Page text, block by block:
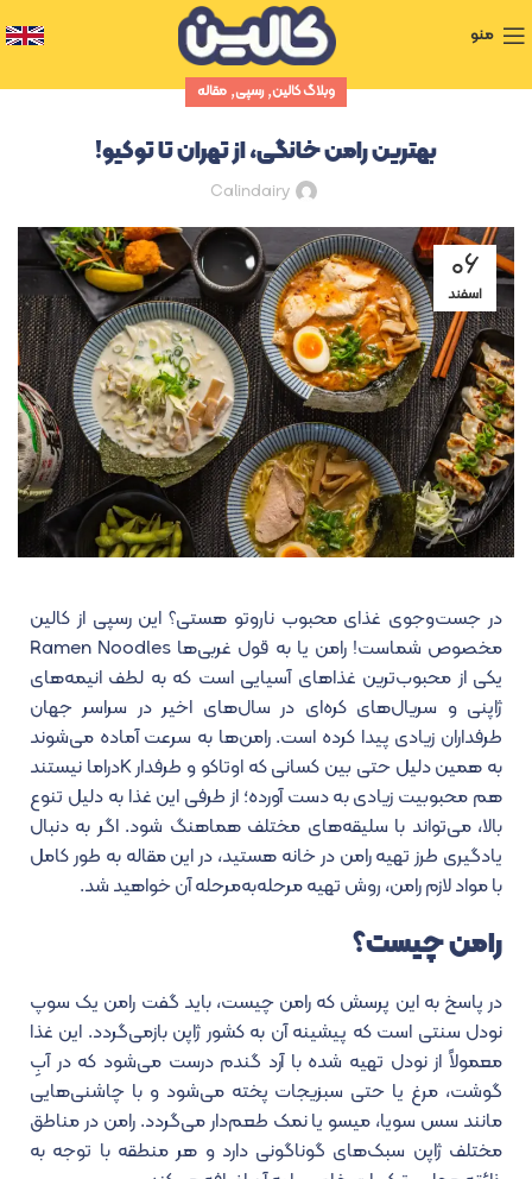
منو
وبلاگ کالین,رسپی, مقاله
بهترین رامن خانگی، از تهران تا توکیو!
Calindairy
۰۶
اسفند
در جست‌وجوی غذای محبوب ناروتو هستی؟ این رسپی از کالین
مخصوص شماست! رامن یا به قول غربی‌ها Ramen Noodles
یکی از محبوب‌ترین غذاهای آسیایی است که به لطف انیمه‌های
ژاپنی و سریال‌های کره‌ای در سال‌های اخیر در سراسر جهان
طرفداران زیادی پیدا کرده است. رامن‌ها به سرعت آماده می‌شوند
به همین دلیل حتی بین کسانی که اوتاکو و طرفدار Kدراما نیستند
هم محبوبیت زیادی به دست آورده؛ از طرفی این غذا به دلیل تنوع
بالا، می‌تواند با سلیقه‌های مختلف هماهنگ شود. اگر به دنبال
یادگیری طرز تهیه رامن در خانه هستید، در این مقاله به طور کامل
با مواد لازم رامن، روش تهیه مرحله‌به‌مرحله آن خواهید شد.
رامن چیست؟
در پاسخ به این پرسش که رامن چیست، باید گفت رامن یک سوپ
نودل سنتی است که پیشینه آن به کشور ژاپن بازمی‌گردد. این غذا
معمولاً از نودل تهیه شده با آرد گندم درست می‌شود که در آبِ
گوشت، مرغ یا حتی سبزیجات پخته می‌شود و با چاشنی‌هایی
مانند سس سویا، میسو یا نمک طعم‌دار می‌گردد. رامن در مناطق
مختلف ژاپن سبک‌های گوناگونی دارد و هر منطقه با توجه به